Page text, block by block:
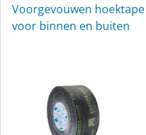
Voorgevouwen hoektape
voor binnen en buiten